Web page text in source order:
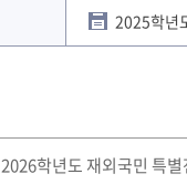
2025학년
2026학년도 재외국민 특